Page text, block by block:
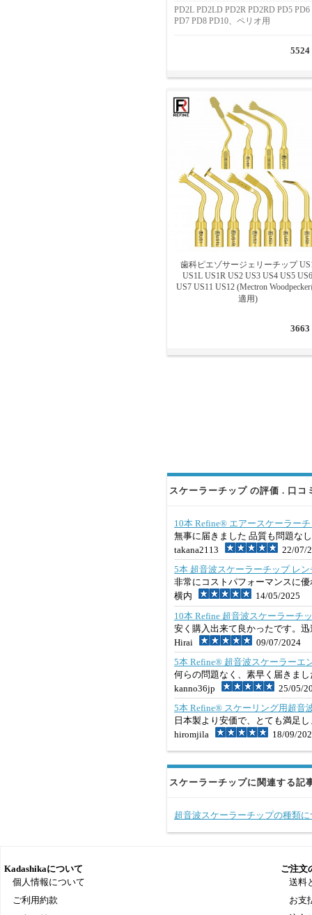
PD2L PD2LD PD2R PD2RD PD5 PD6
PD7 PD8 PD10、ペリオ用
5524
歯科ピエゾサージェリーチップ
US1L US1R US2 US3 US4 US5 US6
US7 US11 US12 (Mectron
適用)
3663
スケーラーチップ の評価 . 口コ
10本 Refine® エアースケーラー
無事に届きました 品質も問題な
takana2113
22/07/
5本 超音波スケーラーチップ レン
非常にコストパフォーマンスに
横内
14/05/2025
10本 Refine 超音波スケーラーチ
安く購入出来て良かったです。
Hirai
09/07/2024
5本 Refine® 超音波スケーラーエ
何らの問題なく、素早く届きま
kanno36jp
25/05/
5本 Refine® スケーリング用超音
日本製より安価で、とても満足
hiromjila
18/09/
スケーラーチップに関連する記
超音波スケーラーチップの種類
Kadashikaについて
個人情報について
ご利用約款
ご注文
送料
お支